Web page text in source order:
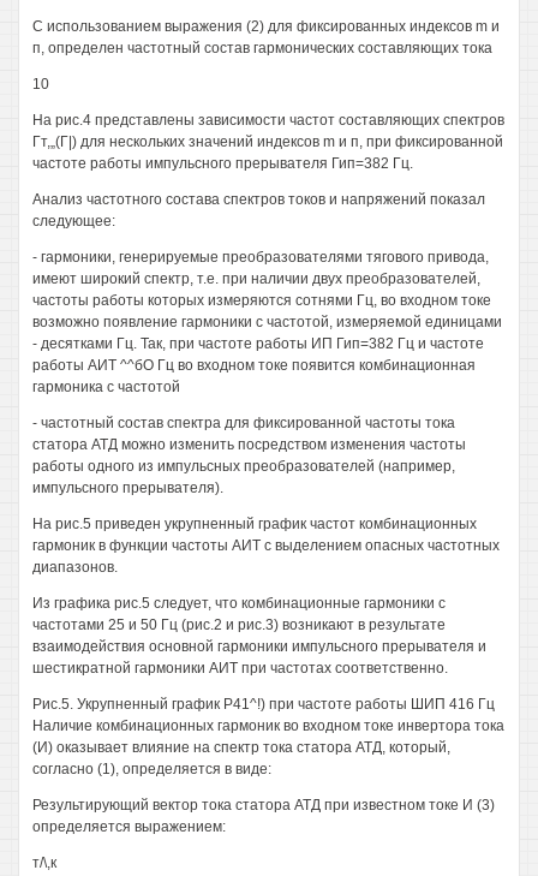
С использованием выражения (2) для фиксированных индексов m и
п, определен частотный состав гармонических составляющих тока
10
На рис.4 представлены зависимости частот составляющих спектров
Гт,„(Г|) для нескольких значений индексов m и п, при фиксированной
частоте работы импульсного прерывателя Гип=382 Гц.
Анализ частотного состава спектров токов и напряжений показал
следующее:
- гармоники, генерируемые преобразователями тягового привода,
имеют широкий спектр, т.е. при наличии двух преобразователей,
частоты работы которых измеряются сотнями Гц, во входном токе
возможно появление гармоники с частотой, измеряемой единицами
- десятками Гц. Так, при частоте работы ИП Гип=382 Гц и частоте
работы АИТ ^^бО Гц во входном токе появится комбинационная
гармоника с частотой
- частотный состав спектра для фиксированной частоты тока
статора АТД можно изменить посредством изменения частоты
работы одного из импульсных преобразователей (например,
импульсного прерывателя).
На рис.5 приведен укрупненный график частот комбинационных
гармоник в функции частоты АИТ с выделением опасных частотных
диапазонов.
Из графика рис.5 следует, что комбинационные гармоники с
частотами 25 и 50 Гц (рис.2 и рис.3) возникают в результате
взаимодействия основной гармоники импульсного прерывателя и
шестикратной гармоники АИТ при частотах соответственно.
Рис.5. Укрупненный график Р41^!) при частоте работы ШИП 416 Гц
Наличие комбинационных гармоник во входном токе инвертора тока
(И) оказывает влияние на спектр тока статора АТД, который,
согласно (1), определяется в виде:
Результирующий вектор тока статора АТД при известном токе И (3)
определяется выражением:
т/\,к